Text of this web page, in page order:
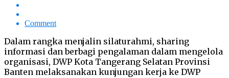
Comment
Dalam rangka menjalin silaturahmi, sharing
informasi dan berbagi pengalaman dalam mengelola
organisasi, DWP Kota Tangerang Selatan Provinsi
Banten melaksanakan kunjungan kerja ke DWP